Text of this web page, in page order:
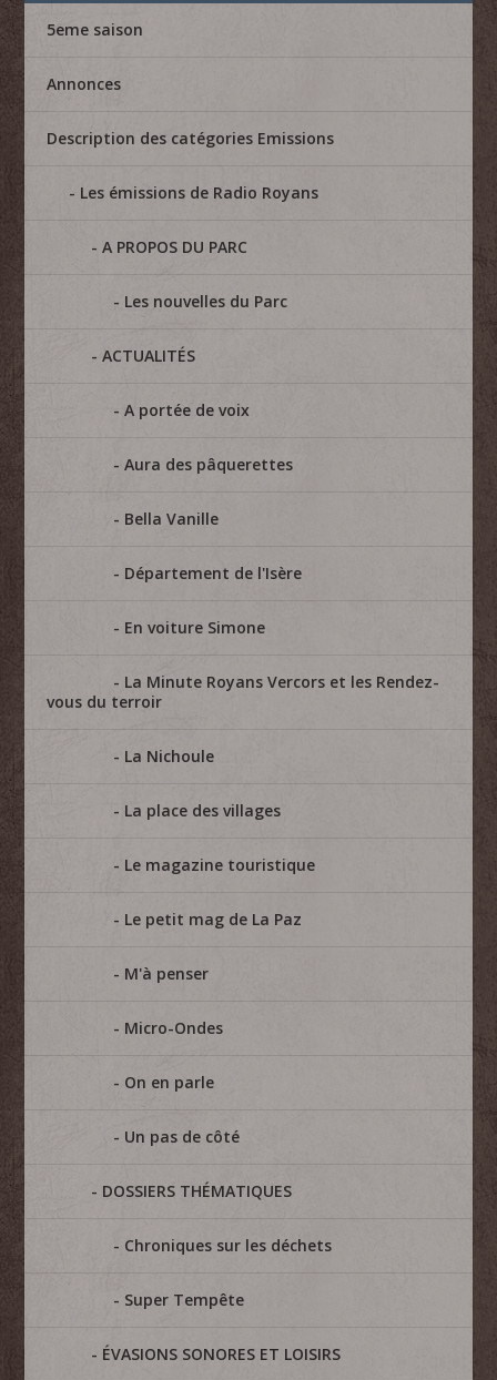
5eme saison
Annonces
Description des catégories Emissions
Les émissions de Radio Royans
A PROPOS DU PARC
Les nouvelles du Parc
ACTUALITÉS
A portée de voix
Aura des pâquerettes
Bella Vanille
Département de l'Isère
En voiture Simone
La Minute Royans Vercors et les Rendez-
vous du terroir
La Nichoule
La place des villages
Le magazine touristique
Le petit mag de La Paz
M'à penser
Micro-Ondes
On en parle
Un pas de côté
DOSSIERS THÉMATIQUES
Chroniques sur les déchets
Super Tempête
ÉVASIONS SONORES ET LOISIRS